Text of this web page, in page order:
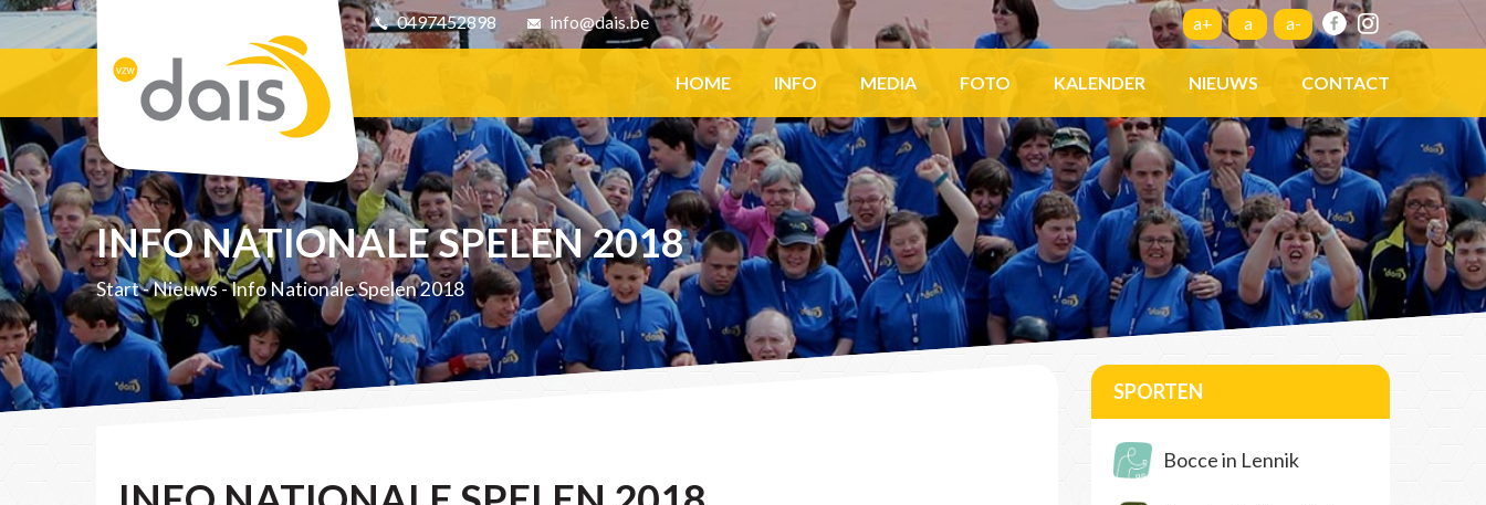
0497452898 info@dais.be Facebook a+ a a-
HOME INFO MEDIA FOTO KALENDER NIEUWS CONTACT
INFO NATIONALE SPELEN 2018
Start-Nieuws-Info Nationale Spelen 2018
SPORTEN
Bocce in Lennik